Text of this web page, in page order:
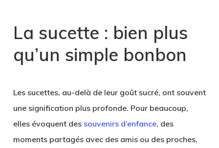
La sucette : bien plus
qu’un simple bonbon
Les sucettes, au-delà de leur goût sucré, ont souvent
une signification plus profonde. Pour beaucoup,
elles évoquent dessouvenirs d’enfance, des
moments partagés avec des amis ou des proches,